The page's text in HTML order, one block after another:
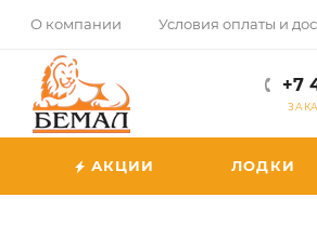
О компании Условия оплаты и
+7
АКЦИИ ЛОДКИ